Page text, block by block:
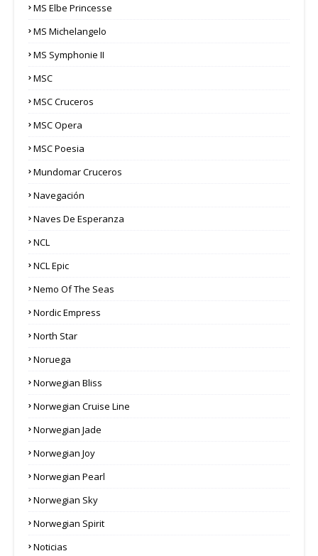
MS Elbe Princesse
MS Michelangelo
MS Symphonie II
MSC
MSC Cruceros
MSC Opera
MSC Poesia
Mundomar Cruceros
Navegación
Naves De Esperanza
NCL
NCL Epic
Nemo Of The Seas
Nordic Empress
North Star
Noruega
Norwegian Bliss
Norwegian Cruise Line
Norwegian Jade
Norwegian Joy
Norwegian Pearl
Norwegian Sky
Norwegian Spirit
Noticias